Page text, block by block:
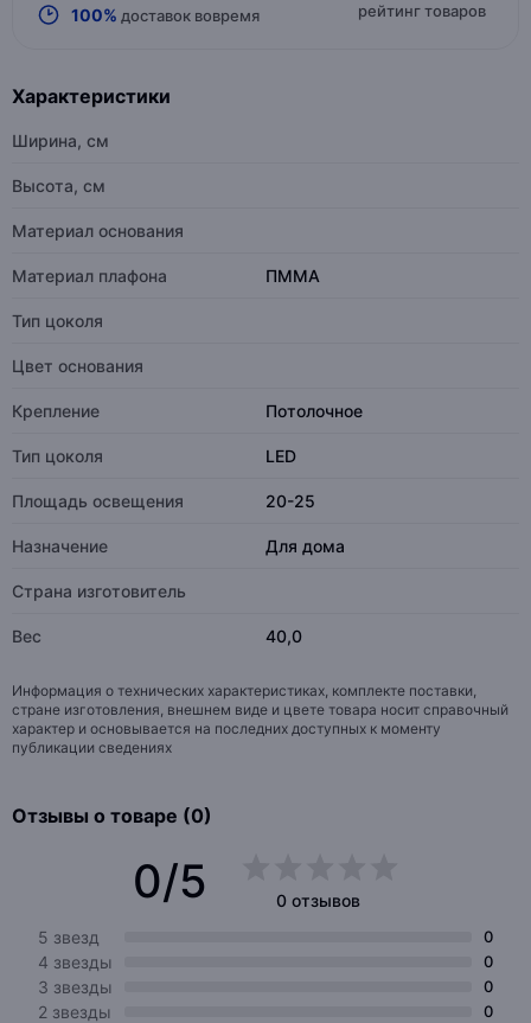
100% доставок вовремя рейтинг товаров
Характеристики
Ширина, см
Высота, см
Материал основания
Материал плафона ПММА
Тип цоколя
Цвет основания
Крепление Потолочное
Тип цоколя LED
Площадь освещения 20-25
Назначение Для дома
Страна изготовитель
Вес 40,0
Информация о технических характеристиках, комплекте поставки,
стране изготовления, внешнем виде и цвете товара носит справочный
характер и основывается на последних доступных к моменту
публикации сведениях
Отзывы о товаре (0)
0/5
0 отзывов
5 звезд
0
4 звезды 0
3 звезды 0
2 звезды 0